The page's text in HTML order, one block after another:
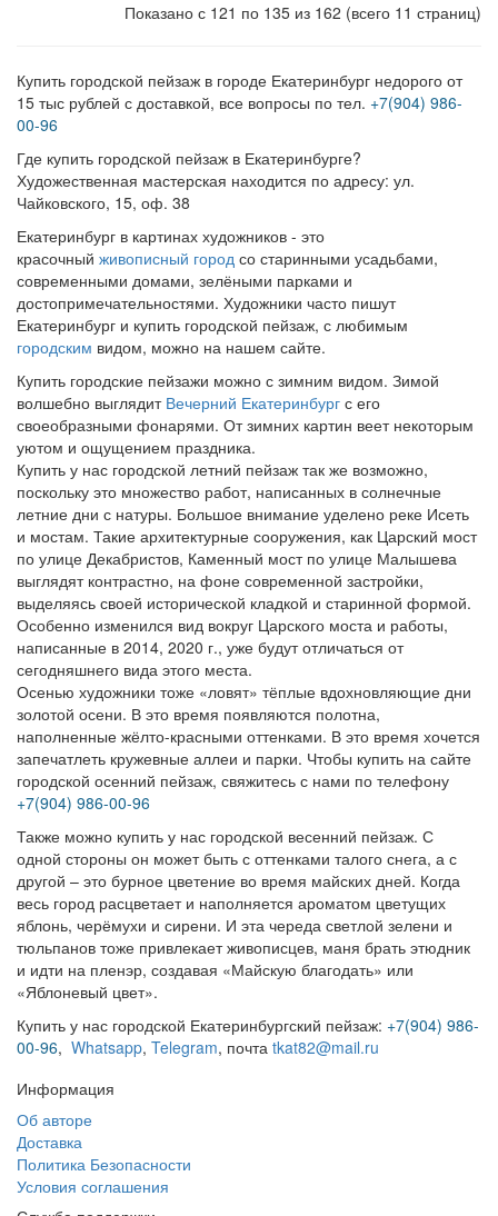
Показано с 121 по 135 из 162 (всего 11 страниц)
Купить городской пейзаж в городе Екатеринбург недорого от
15 тыс рублей с доставкой, все вопросы по тел. +7(904) 986-
00-96
Где купить городской пейзаж в Екатеринбурге?
Художественная мастерская находится по адресу: ул.
Чайковского, 15, оф. 38
Екатеринбург в картинах художников - это
красочный живописный город со старинными усадьбами,
современными домами, зелёными парками и
достопримечательностями. Художники часто пишут
Екатеринбург и купить городской пейзаж, с любимым
городским видом, можно на нашем сайте.
Купить городские пейзажи можно с зимним видом. Зимой
волшебно выглядит Вечерний Екатеринбург с его
своеобразными фонарями. От зимних картин веет некоторым
уютом и ощущением праздника.
Купить у нас городской летний пейзаж так же возможно,
поскольку это множество работ, написанных в солнечные
летние дни с натуры. Большое внимание уделено реке Исеть
и мостам. Такие архитектурные сооружения, как Царский мост
по улице Декабристов, Каменный мост по улице Малышева
выглядят контрастно, на фоне современной застройки,
выделяясь своей исторической кладкой и старинной формой.
Особенно изменился вид вокруг Царского моста и работы,
написанные в 2014, 2020 г., уже будут отличаться от
сегодняшнего вида этого места.
Осенью художники тоже «ловят» тёплые вдохновляющие дни
золотой осени. В это время появляются полотна,
наполненные жёлто-красными оттенками. В это время хочется
запечатлеть кружевные аллеи и парки. Чтобы купить на сайте
городской осенний пейзаж, свяжитесь с нами по телефону
+7(904) 986-00-96
Также можно купить у нас городской весенний пейзаж. С
одной стороны он может быть с оттенками талого снега, а с
другой – это бурное цветение во время майских дней. Когда
весь город расцветает и наполняется ароматом цветущих
яблонь, черёмухи и сирени. И эта череда светлой зелени и
тюльпанов тоже привлекает живописцев, маня брать этюдник
и идти на пленэр, создавая «Майскую благодать» или
«Яблоневый цвет».
Купить у нас городской Екатеринбургский пейзаж: +7(904) 986-
00-96, Whatsapp, Telegram, почта tkat82@mail.ru
Информация
Об авторе
Доставка
Политика Безопасности
Условия соглашения